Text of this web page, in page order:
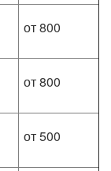
от 800
от 800
от 500